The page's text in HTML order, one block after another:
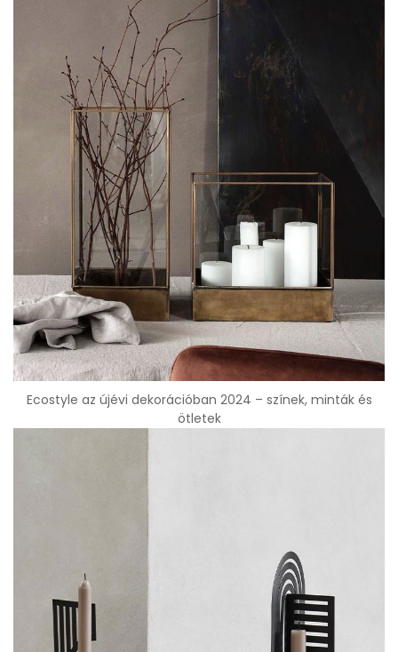
Ecostyle az újévi dekorációban 2024 – színek, minták és
ötletek